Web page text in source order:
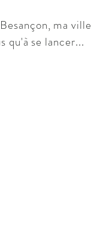
ma ville
qu'à se lancer...